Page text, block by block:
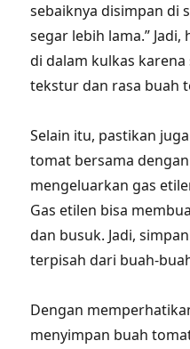
sebaiknya disimpan di
segar lebih lama.”
di dalam kulkas
tekstur dan rasa buah
Selain itu, pastikan
tomat bersama
mengeluarkan gas
Gas etilen bisa
dan busuk. Jadi,
terpisah dari buah-
Dengan
menyimpan buah